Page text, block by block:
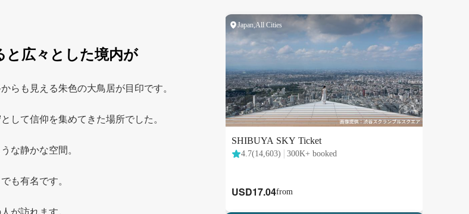
と広々とした境内が
らも見える朱色の大鳥居が目印です。
して信仰を集めてきた場所でした。
な静かな空間。
も有名です。
が訪れます。